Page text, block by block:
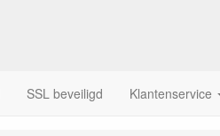
SSL beveiligd Klantenservice